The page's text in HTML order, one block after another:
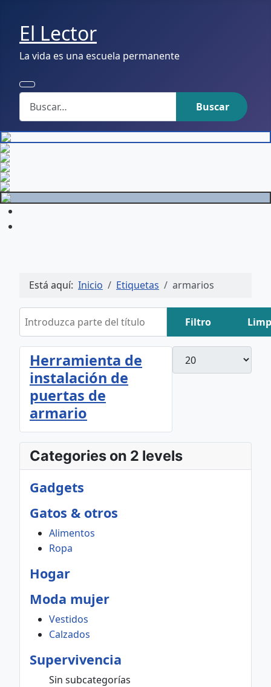
El Lector
La vida es una escuela permanente
Buscar
Buscar
Está aquí: Inicio Etiquetas armarios
Filtro
Herramienta de
instalación de
puertas de
armario
Categories on 2 levels
Gadgets
Gatos & otros
Alimentos
Ropa
Hogar
Moda mujer
Vestidos
Calzados
Supervivencia
Sin subcategorías